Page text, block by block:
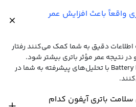
واقعاً باعث افزایش عمر
اطلاعات دقیق به شما کمک می‌کنند رفتار
نتیجه عمر مؤثر باتری بیشتر شود.
برنامه‌هایی مانند Battery Health Pro با تحلیل‌های پیشرفته به شما در
سلامت باتری آیفون کدام